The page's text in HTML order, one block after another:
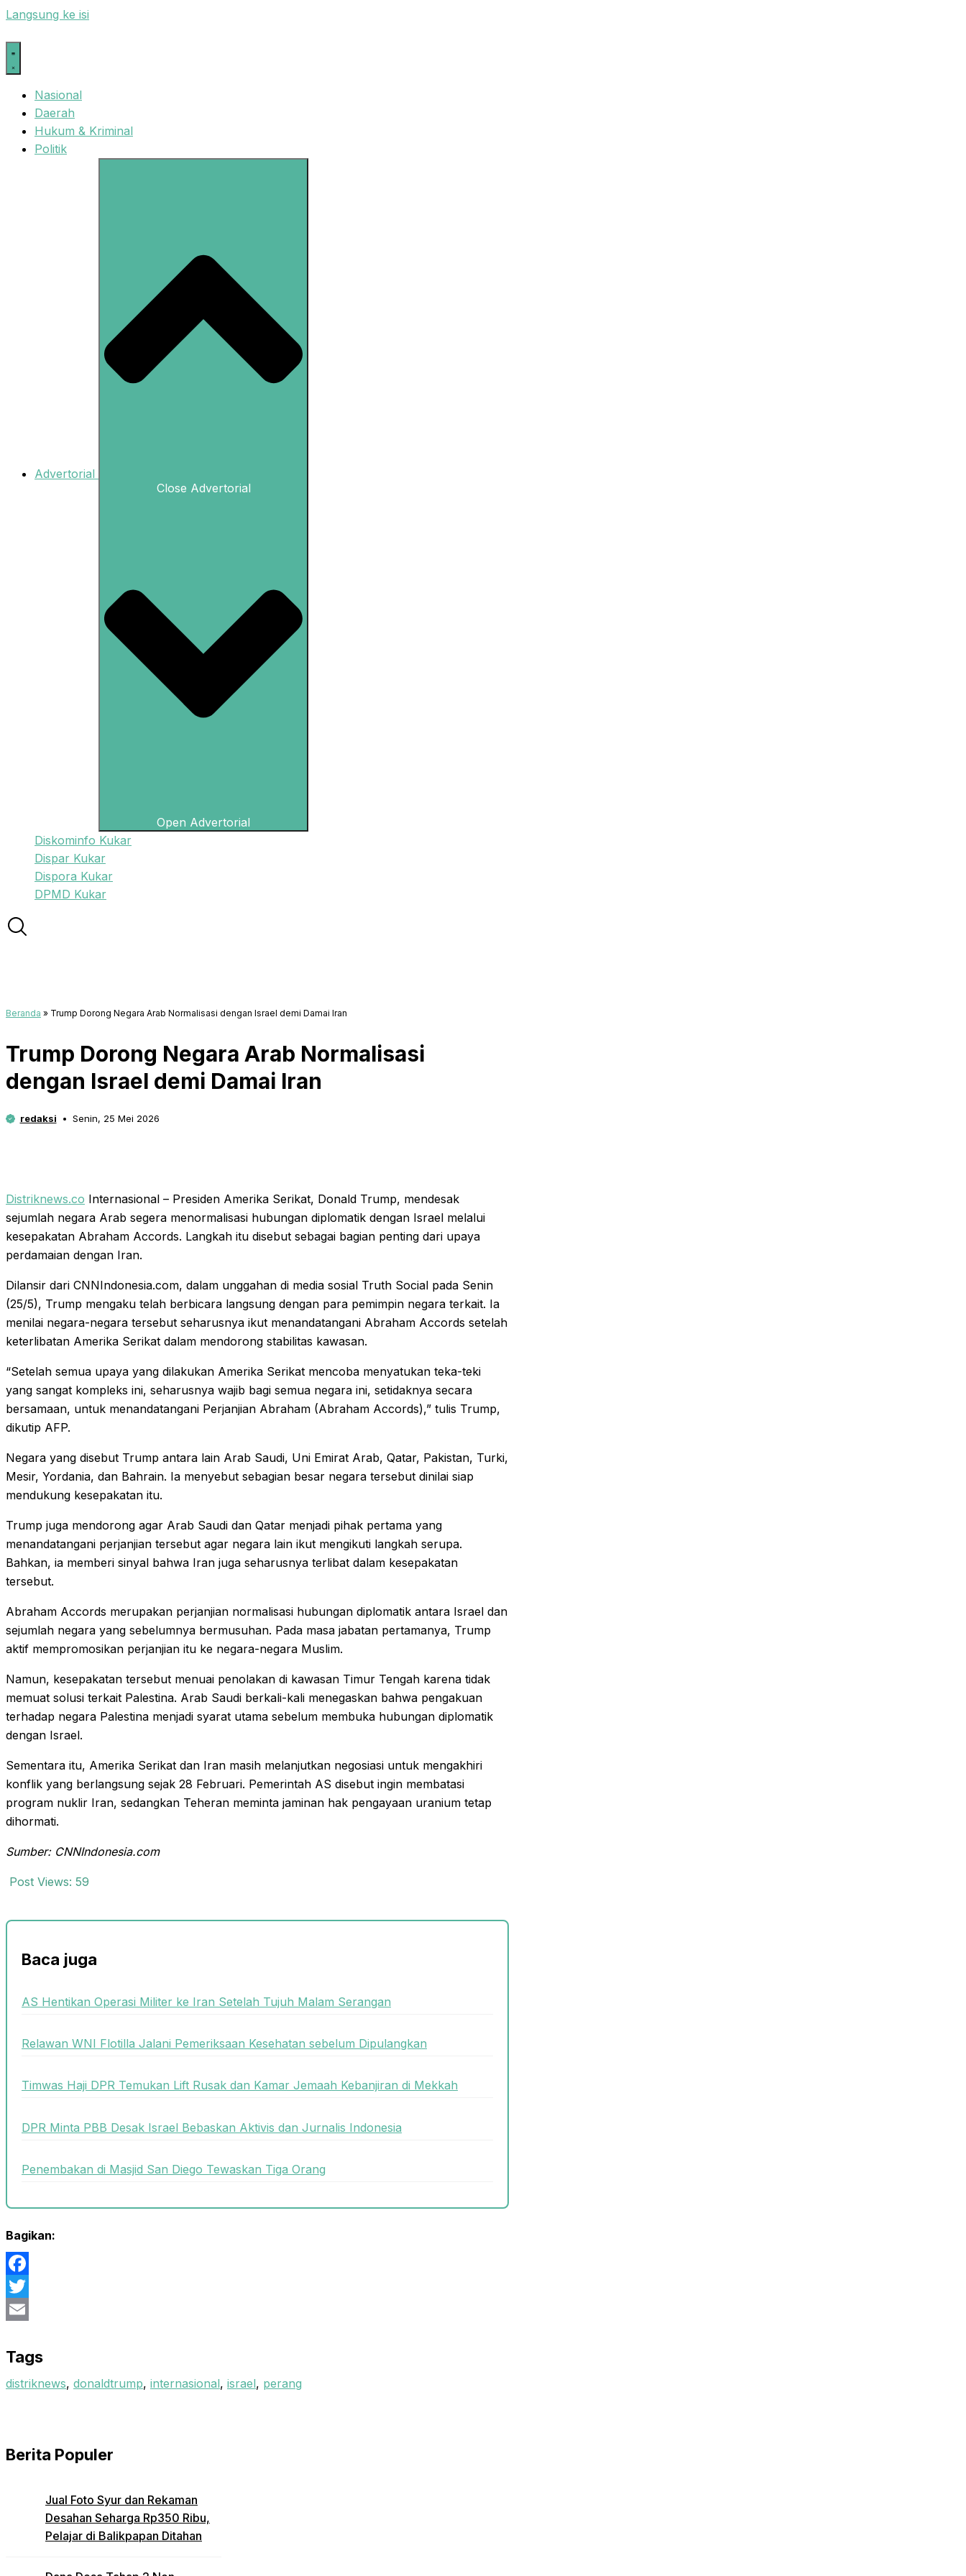
Langsung ke isi
Nasional
Daerah
Hukum & Kriminal
Politik
Advertorial
Close Advertorial
Open Advertorial
Diskominfo Kukar
Dispar Kukar
Dispora Kukar
DPMD Kukar
Beranda » Trump Dorong Negara Arab Normalisasi dengan Israel demi Damai Iran
Trump Dorong Negara Arab Normalisasi
dengan Israel demi Damai Iran
redaksi Senin, 25 Mei 2026
Distriknews.co Internasional – Presiden Amerika Serikat, Donald Trump, mendesak
sejumlah negara Arab segera menormalisasi hubungan diplomatik dengan Israel melalui
kesepakatan Abraham Accords. Langkah itu disebut sebagai bagian penting dari upaya
perdamaian dengan Iran.
Dilansir dari CNNIndonesia.com, dalam unggahan di media sosial Truth Social pada Senin
(25/5), Trump mengaku telah berbicara langsung dengan para pemimpin negara terkait. Ia
menilai negara-negara tersebut seharusnya ikut menandatangani Abraham Accords setelah
keterlibatan Amerika Serikat dalam mendorong stabilitas kawasan.
“Setelah semua upaya yang dilakukan Amerika Serikat mencoba menyatukan teka-teki
yang sangat kompleks ini, seharusnya wajib bagi semua negara ini, setidaknya secara
bersamaan, untuk menandatangani Perjanjian Abraham (Abraham Accords),” tulis Trump,
dikutip AFP.
Negara yang disebut Trump antara lain Arab Saudi, Uni Emirat Arab, Qatar, Pakistan, Turki,
Mesir, Yordania, dan Bahrain. Ia menyebut sebagian besar negara tersebut dinilai siap
mendukung kesepakatan itu.
Trump juga mendorong agar Arab Saudi dan Qatar menjadi pihak pertama yang
menandatangani perjanjian tersebut agar negara lain ikut mengikuti langkah serupa.
Bahkan, ia memberi sinyal bahwa Iran juga seharusnya terlibat dalam kesepakatan
tersebut.
Abraham Accords merupakan perjanjian normalisasi hubungan diplomatik antara Israel dan
sejumlah negara yang sebelumnya bermusuhan. Pada masa jabatan pertamanya, Trump
aktif mempromosikan perjanjian itu ke negara-negara Muslim.
Namun, kesepakatan tersebut menuai penolakan di kawasan Timur Tengah karena tidak
memuat solusi terkait Palestina. Arab Saudi berkali-kali menegaskan bahwa pengakuan
terhadap negara Palestina menjadi syarat utama sebelum membuka hubungan diplomatik
dengan Israel.
Sementara itu, Amerika Serikat dan Iran masih melanjutkan negosiasi untuk mengakhiri
konflik yang berlangsung sejak 28 Februari. Pemerintah AS disebut ingin membatasi
program nuklir Iran, sedangkan Teheran meminta jaminan hak pengayaan uranium tetap
dihormati.
Sumber: CNNIndonesia.com
Post Views: 59
Baca juga
AS Hentikan Operasi Militer ke Iran Setelah Tujuh Malam Serangan
Relawan WNI Flotilla Jalani Pemeriksaan Kesehatan sebelum Dipulangkan
Timwas Haji DPR Temukan Lift Rusak dan Kamar Jemaah Kebanjiran di Mekkah
DPR Minta PBB Desak Israel Bebaskan Aktivis dan Jurnalis Indonesia
Penembakan di Masjid San Diego Tewaskan Tiga Orang
Bagikan:
Facebook
Twitter
Tags
distriknews, donaldtrump, internasional, israel, perang
Berita Populer
Jual Foto Syur dan Rekaman
Desahan Seharga Rp350 Ribu,
Pelajar di Balikpapan Ditahan